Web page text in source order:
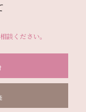
談ください。